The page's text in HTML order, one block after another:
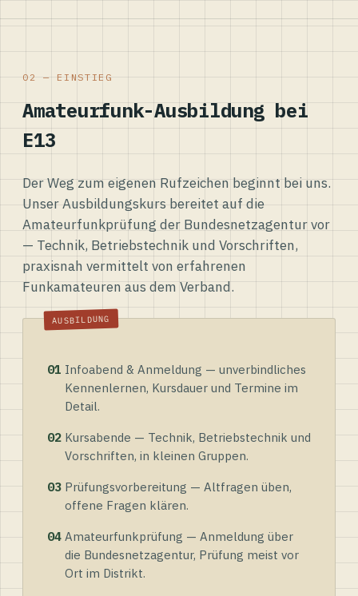
02 — EINSTIEG
Amateurfunk-Ausbildung bei
E13
Der Weg zum eigenen Rufzeichen beginnt bei uns.
Unser Ausbildungskurs bereitet auf die
Amateurfunkprüfung der Bundesnetzagentur vor
— Technik, Betriebstechnik und Vorschriften,
praxisnah vermittelt von erfahrenen
Funkamateuren aus dem Verband.
01 Infoabend & Anmeldung — unverbindliches
Kennenlernen, Kursdauer und Termine im
Detail.
02 Kursabende — Technik, Betriebstechnik und
Vorschriften, in kleinen Gruppen.
03 Prüfungsvorbereitung — Altfragen üben,
offene Fragen klären.
04 Amateurfunkprüfung — Anmeldung über
die Bundesnetzagentur, Prüfung meist vor
Ort im Distrikt.